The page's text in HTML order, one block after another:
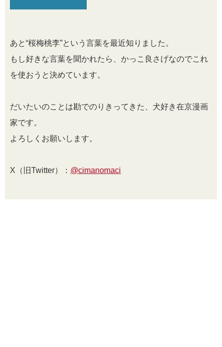
あと“桜梅桃李”という言葉を最近知りました。
もし好きな言葉を聞かれたら、かっこ良さげなのでこれ
を使おうと決めています。
だいたいのことは勘でのりきってきた、犬好き在京漫画
家です。
よろしくお願いします。
X（旧Twitter）： @cimanomaci